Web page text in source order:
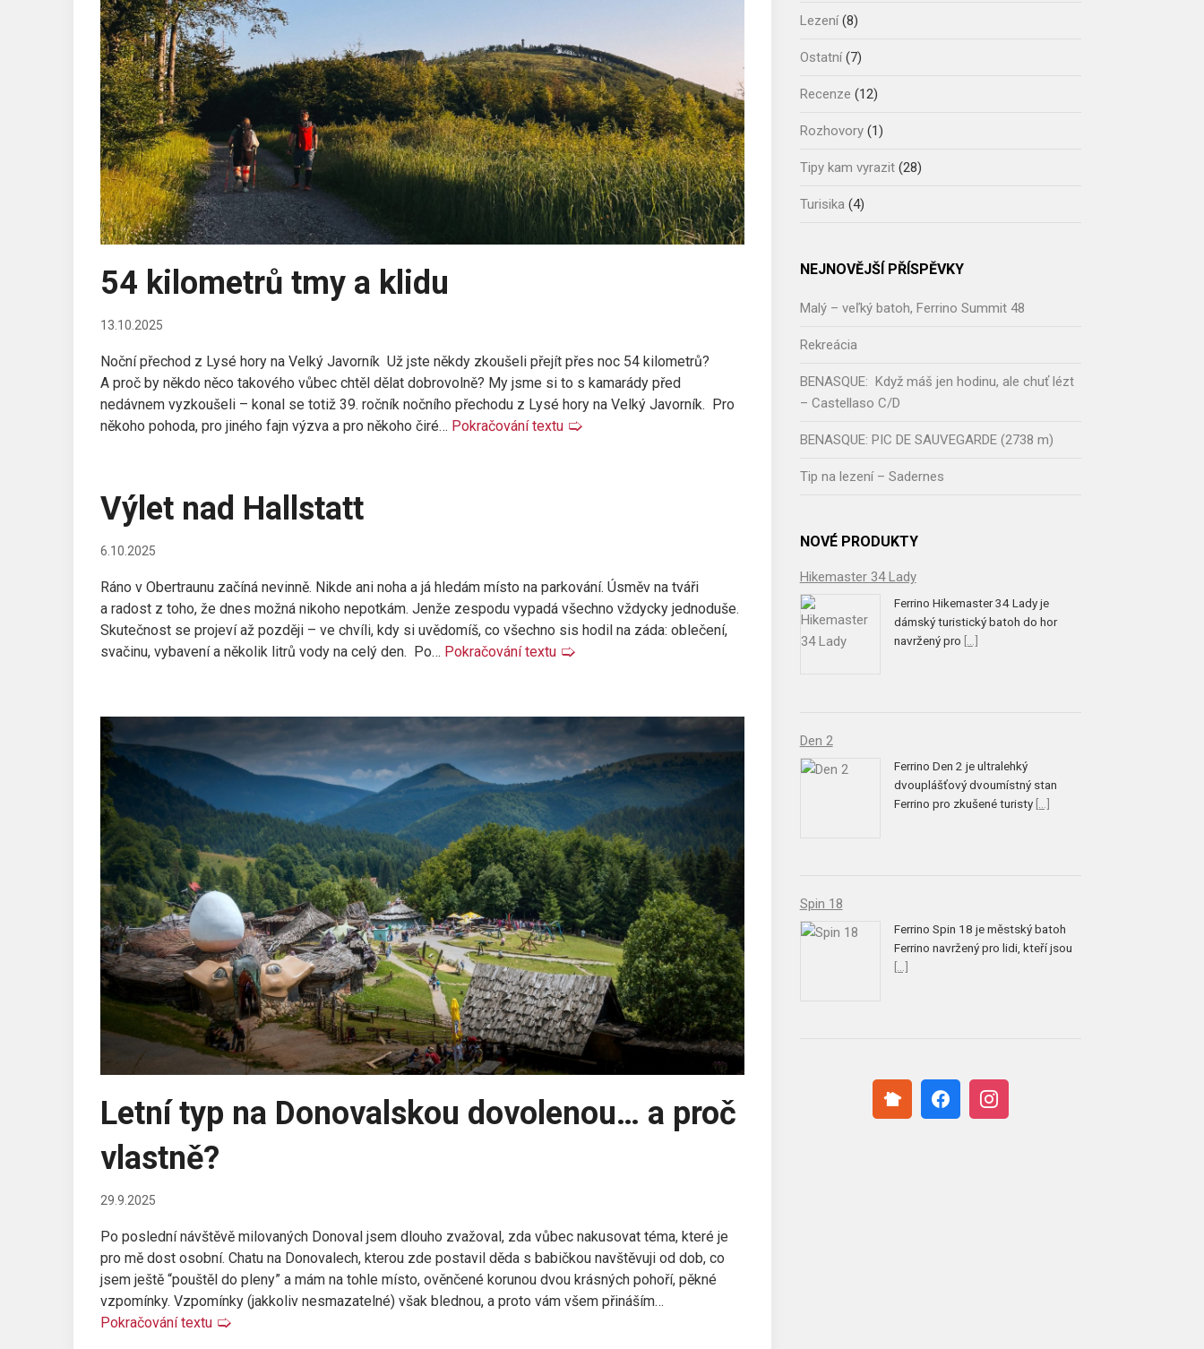
54 kilometrů tmy a klidu
13.10.2025
Noční přechod z Lysé hory na Velký Javorník Už jste někdy zkoušeli přejít přes noc 54 kilometrů?
A proč by někdo něco takového vůbec chtěl dělat dobrovolně? My jsme si to s kamarády před
nedávnem vyzkoušeli – konal se totiž 39. ročník nočního přechodu z Lysé hory na Velký Javorník. Pro
někoho pohoda, pro jiného fajn výzva a pro někoho čiré… Pokračování textu 🢡
Výlet nad Hallstatt
6.10.2025
Ráno v Obertraunu začíná nevinně. Nikde ani noha a já hledám místo na parkování. Úsměv na tváři
a radost z toho, že dnes možná nikoho nepotkám. Jenže zespodu vypadá všechno vždycky jednoduše.
Skutečnost se projeví až později – ve chvíli, kdy si uvědomíš, co všechno sis hodil na záda: oblečení,
svačinu, vybavení a několik litrů vody na celý den. Po… Pokračování textu 🢡
Letní typ na Donovalskou dovolenou… a proč
vlastně?
29.9.2025
Po poslední návštěvě milovaných Donoval jsem dlouho zvažoval, zda vůbec nakusovat téma, které je
pro mě dost osobní. Chatu na Donovalech, kterou zde postavil děda s babičkou navštěvuji od dob, co
jsem ještě “pouštěl do pleny” a mám na tohle místo, ověnčené korunou dvou krásných pohoří, pěkné
vzpomínky. Vzpomínky (jakkoliv nesmazatelné) však blednou, a proto vám všem přináším…
Pokračování textu 🢡
Lezení(8)
Ostatní(7)
Recenze (12)
Rozhovory(1)
Tipy kam vyrazit(28)
Turisika(4)
NEJNOVĚJŠÍ PŘÍSPĚVKY
Malý – veľký batoh, Ferrino Summit 48
Rekreácia
BENASQUE: Když máš jen hodinu, ale chuť lézt
– Castellaso C/D
BENASQUE: PIC DE SAUVEGARDE (2738 m)
Tip na lezení – Sadernes
NOVÉ PRODUKTY
Hikemaster 34 Lady
Ferrino Hikemaster 34 Lady je
dámský turistický batoh do hor
navržený pro [...]
Den 2
Ferrino Den 2 je ultralehký
dvouplášťový dvoumístný stan
Ferrino pro zkušené turisty [...]
Spin 18
Ferrino Spin 18 je městský batoh
Ferrino navržený pro lidi, kteří jsou
[...]